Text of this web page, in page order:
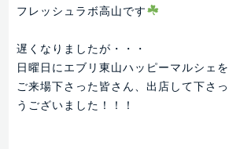
フレッシュラボ高山です
遅くなりましたが・・・
日曜日にエブリ東山ハッピーマルシェ
ご来場下さった皆さん、出店して下さ
うございました！！！